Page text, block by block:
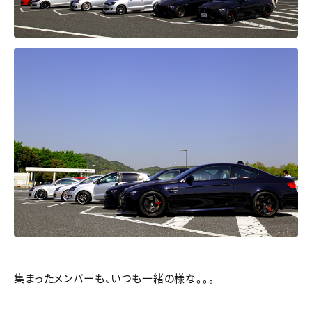
集まったメンバーも、いつも一緒の様な。。。